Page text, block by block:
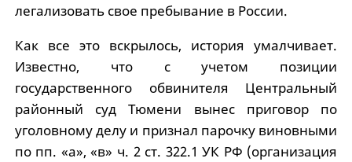
легализовать свое пребывание в России.
Как все это вскрылось, история умалчивает.
Известно, что с учетом позиции
государственного обвинителя Центральный
районный суд Тюмени вынес приговор по
уголовному делу и признал парочку виновными
по пп. «а», «в» ч. 2 ст. 322.1 УК РФ (организация